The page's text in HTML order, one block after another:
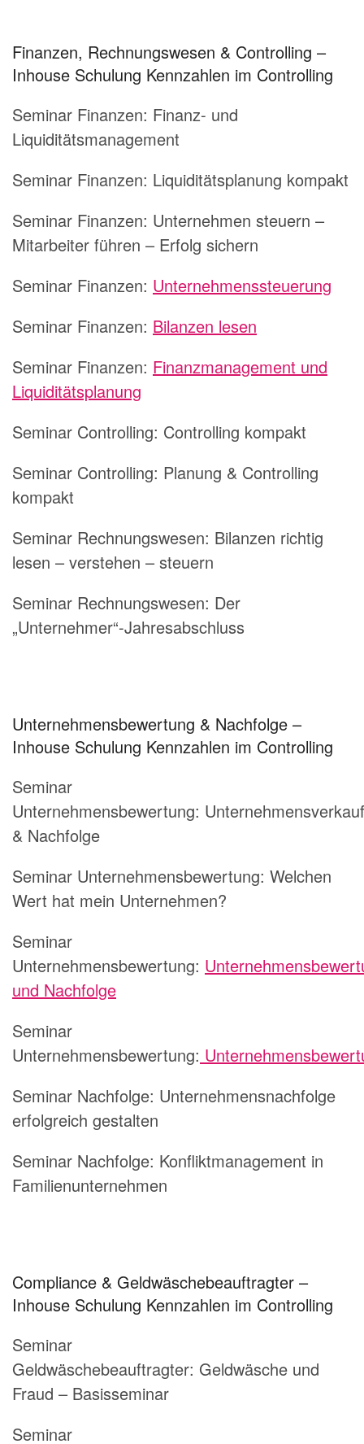
Finanzen, Rechnungswesen & Controlling –
Inhouse Schulung Kennzahlen im Controlling
Seminar Finanzen: Finanz- und
Liquiditätsmanagement
Seminar Finanzen: Liquiditätsplanung kompakt
Seminar Finanzen: Unternehmen steuern –
Mitarbeiter führen – Erfolg sichern
Seminar Finanzen: Unternehmenssteuerung
Seminar Finanzen: Bilanzen lesen
Seminar Finanzen: Finanzmanagement und
Liquiditätsplanung
Seminar Controlling: Controlling kompakt
Seminar Controlling: Planung & Controlling
kompakt
Seminar Rechnungswesen: Bilanzen richtig
lesen – verstehen – steuern
Seminar Rechnungswesen: Der
„Unternehmer“-Jahresabschluss
Unternehmensbewertung & Nachfolge –
Inhouse Schulung Kennzahlen im Controlling
Seminar
Unternehmensbewertung: Unternehmensverkauf
& Nachfolge
Seminar Unternehmensbewertung: Welchen
Wert hat mein Unternehmen?
Seminar
Unternehmensbewertung:
und Nachfolge
Seminar
Unternehmensbewertung:
Seminar Nachfolge: Unternehmensnachfolge
erfolgreich gestalten
Seminar Nachfolge: Konfliktmanagement in
Familienunternehmen
Compliance & Geldwäschebeauftragter –
Inhouse Schulung Kennzahlen im Controlling
Seminar
Geldwäschebeauftragter: Geldwäsche und
Fraud – Basisseminar
Seminar